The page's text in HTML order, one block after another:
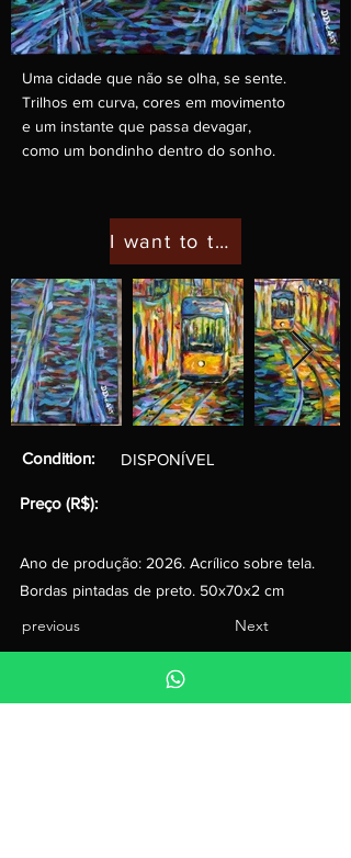
Uma cidade que não se olha, se sente.
Trilhos em curva, cores em movimento
e um instante que passa devagar,
como um bondinho dentro do sonho.
I want to talk to the artist
Condition: DISPONÍVEL
Preço (R$):
Ano de produção: 2026. Acrílico sobre tela.
Bordas pintadas de preto. 50x70x2 cm
previous Next